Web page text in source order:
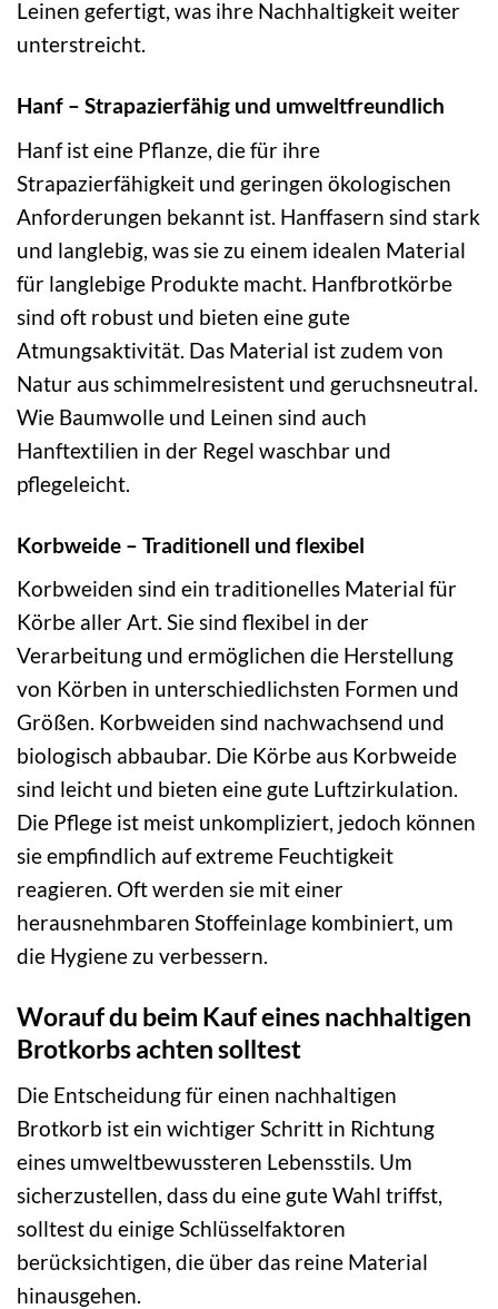
Leinen gefertigt, was ihre Nachhaltigkeit weiter
unterstreicht.
Hanf – Strapazierfähig und umweltfreundlich
Hanf ist eine Pflanze, die für ihre
Strapazierfähigkeit und geringen ökologischen
Anforderungen bekannt ist. Hanffasern sind stark
und langlebig, was sie zu einem idealen Material
für langlebige Produkte macht. Hanfbrotkörbe
sind oft robust und bieten eine gute
Atmungsaktivität. Das Material ist zudem von
Natur aus schimmelresistent und geruchsneutral.
Wie Baumwolle und Leinen sind auch
Hanftextilien in der Regel waschbar und
pflegeleicht.
Korbweide – Traditionell und flexibel
Korbweiden sind ein traditionelles Material für
Körbe aller Art. Sie sind flexibel in der
Verarbeitung und ermöglichen die Herstellung
von Körben in unterschiedlichsten Formen und
Größen. Korbweiden sind nachwachsend und
biologisch abbaubar. Die Körbe aus Korbweide
sind leicht und bieten eine gute Luftzirkulation.
Die Pflege ist meist unkompliziert, jedoch können
sie empfindlich auf extreme Feuchtigkeit
reagieren. Oft werden sie mit einer
herausnehmbaren Stoffeinlage kombiniert, um
die Hygiene zu verbessern.
Worauf du beim Kauf eines nachhaltigen
Brotkorbs achten solltest
Die Entscheidung für einen nachhaltigen
Brotkorb ist ein wichtiger Schritt in Richtung
eines umweltbewussteren Lebensstils. Um
sicherzustellen, dass du eine gute Wahl triffst,
solltest du einige Schlüsselfaktoren
berücksichtigen, die über das reine Material
hinausgehen.